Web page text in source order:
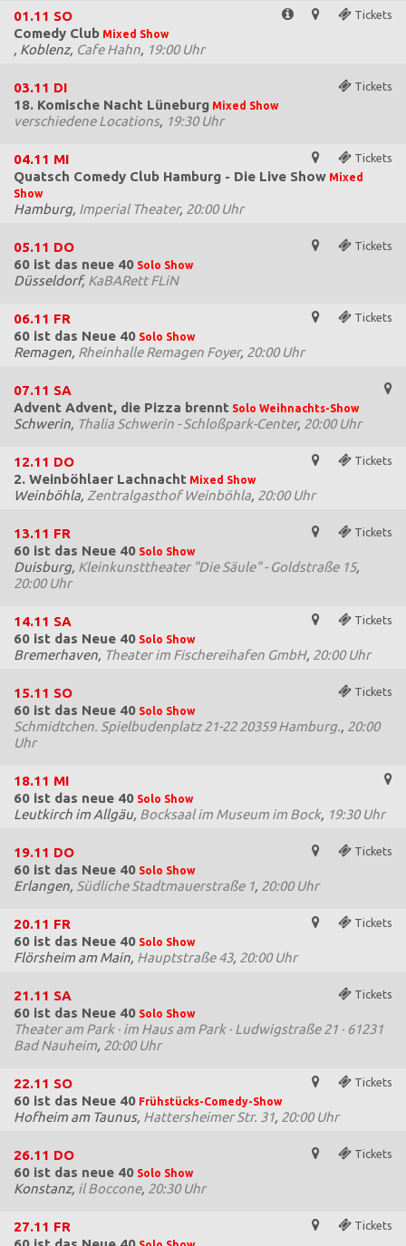
Tickets
01.11 SO
Comedy Club Mixed Show
, Koblenz, Cafe Hahn, 19:00 Uhr
Tickets
03.11 DI
18. Komische Nacht Lüneburg Mixed Show
verschiedene Locations, 19:30 Uhr
Tickets
04.11 MI
Quatsch Comedy Club Hamburg - Die Live Show Mixed
Show
Hamburg, Imperial Theater, 20:00 Uhr
Tickets
05.11 DO
60 ist das neue 40 Solo Show
Düsseldorf, KaBARett FLiN
Tickets
06.11 FR
60 ist das Neue 40 Solo Show
Remagen, Rheinhalle Remagen Foyer, 20:00 Uhr
07.11 SA
Advent Advent, die Pizza brennt Solo Weihnachts-Show
Schwerin, Thalia Schwerin - Schloßpark-Center, 20:00 Uhr
Tickets
12.11 DO
2. Weinböhlaer Lachnacht Mixed Show
Weinböhla, Zentralgasthof Weinböhla, 20:00 Uhr
Tickets
13.11 FR
60 ist das Neue 40 Solo Show
Duisburg, Kleinkunsttheater "Die Säule" - Goldstraße 15,
20:00 Uhr
Tickets
14.11 SA
60 ist das Neue 40 Solo Show
Bremerhaven, Theater im Fischereihafen GmbH, 20:00 Uhr
Tickets
15.11 SO
60 ist das Neue 40 Solo Show
Schmidtchen. Spielbudenplatz 21-22 20359 Hamburg., 20:00
Uhr
18.11 MI
60 ist das neue 40 Solo Show
Leutkirch im Allgäu, Bocksaal im Museum im Bock, 19:30 Uhr
Tickets
19.11 DO
60 ist das Neue 40 Solo Show
Erlangen, Südliche Stadtmauerstraße 1, 20:00 Uhr
Tickets
20.11 FR
60 ist das Neue 40 Solo Show
Flörsheim am Main, Hauptstraße 43, 20:00 Uhr
Tickets
21.11 SA
60 ist das Neue 40 Solo Show
Theater am Park · im Haus am Park · Ludwigstraße 21 · 61231
Bad Nauheim, 20:00 Uhr
Tickets
22.11 SO
60 ist das Neue 40 Frühstücks-Comedy-Show
Hofheim am Taunus, Hattersheimer Str. 31, 20:00 Uhr
Tickets
26.11 DO
60 ist das neue 40 Solo Show
Konstanz, il Boccone, 20:30 Uhr
Tickets
27.11 FR